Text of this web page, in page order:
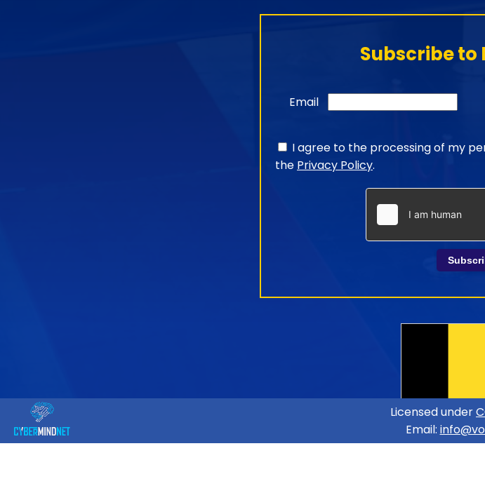
Subscribe to
Email
I agree to the processing of my
the Privacy Policy.
Licensed under
Email: